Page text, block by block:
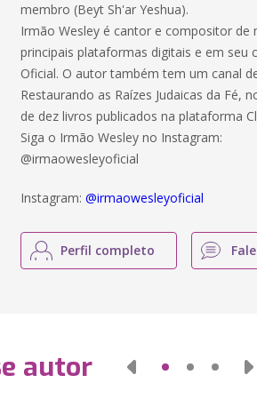
membro (Beyt Sh'ar Yeshua).
Irmão Wesley é cantor e compositor de
principais plataformas digitais e em seu
Oficial. O autor também tem um canal
Restaurando as Raízes Judaicas da Fé,
de dez livros publicados na plataforma
Siga o Irmão Wesley no Instagram:
@irmaowesleyoficial
Instagram:@irmaowesleyoficial
Perfil completo
autor